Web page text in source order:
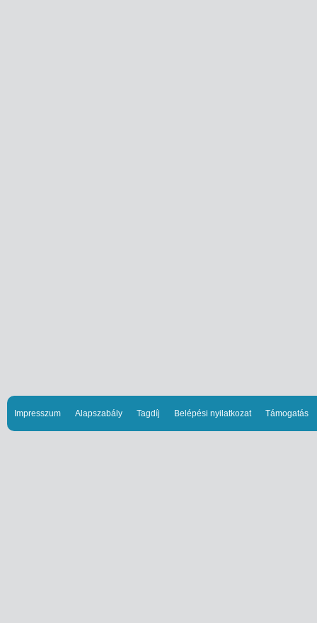
Impresszum Alapszabály Tagdíj Belépési nyilatkozat Támogatás